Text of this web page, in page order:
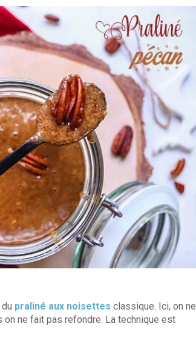
praliné aux noisettes classique. Ici, on ne
ne fait pas refondre. La technique est